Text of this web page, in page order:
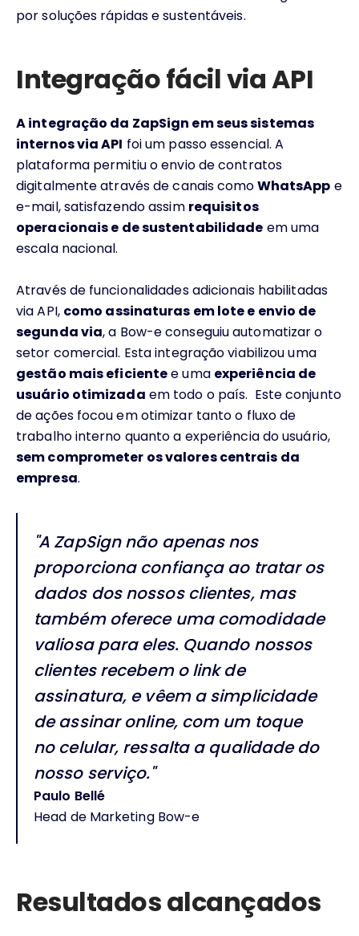
por soluções rápidas e sustentáveis.
Integração fácil via API
A integração da ZapSign em seus sistemas
internos via API foi um passo essencial. A
plataforma permitiu o envio de contratos
digitalmente através de canais comoWhatsApp e
e-mail, satisfazendo assim requisitos
operacionais e de sustentabilidade em uma
escala nacional.
Através de funcionalidades adicionais habilitadas
via API, como assinaturas em lote e envio de
segunda via, a Bow-e conseguiu automatizar o
setor comercial. Esta integração viabilizou uma
gestão mais eficientee uma experiência de
usuário otimizada em todo o país. Este conjunto
de ações focou em otimizar tanto o fluxo de
trabalho interno quanto a experiência do usuário,
sem comprometer os valores centrais da
empresa.
"A ZapSign não apenas nos
proporciona confiança ao tratar os
dados dos nossos clientes, mas
também oferece uma comodidade
valiosa para eles. Quando nossos
clientes recebem o link de
assinatura, e vêem a simplicidade
de assinar online, com um toque
no celular, ressalta a qualidade do
nosso serviço."
Paulo Bellé
Head de Marketing Bow-e
Resultados alcançados